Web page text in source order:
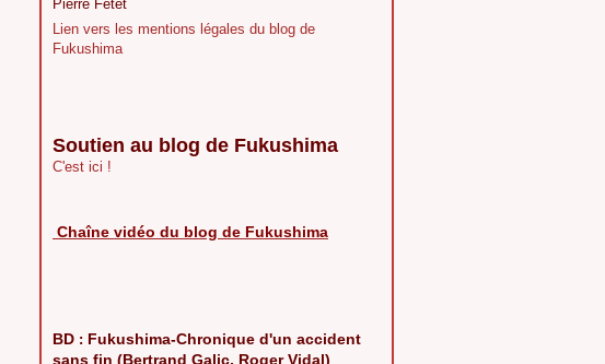
Pierre Fetet
Lien vers les mentions légales du blog de
Fukushima
Soutien au blog de Fukushima
C'est ici !
Chaîne vidéo du blog de Fukushima
BD : Fukushima-Chronique d'un accident
sans fin (Bertrand Galic, Roger Vidal)